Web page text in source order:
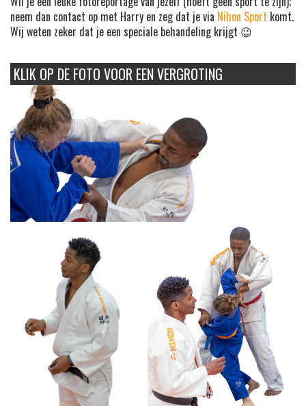
neem dan contact op met Harry en zeg dat je via Nihon Sport komt.
Wij weten zeker dat je een speciale behandeling krijgt 😉
KLIK OP DE FOTO VOOR EEN VERGROTING